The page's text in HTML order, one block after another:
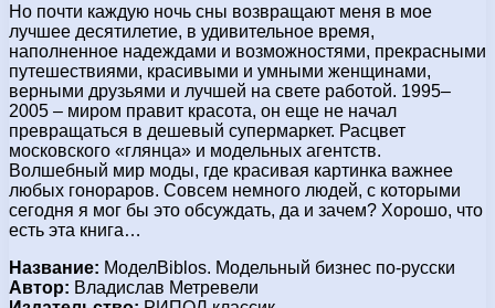
Но почти каждую ночь сны возвращают меня в мое
лучшее десятилетие, в удивительное время,
наполненное надеждами и возможностями, прекрасными
путешествиями, красивыми и умными женщинами,
верными друзьями и лучшей на свете работой. 1995–
2005 – миром правит красота, он еще не начал
превращаться в дешевый супермаркет. Расцвет
московского «глянца» и модельных агентств.
Волшебный мир моды, где красивая картинка важнее
любых гонораров. Совсем немного людей, с которыми
сегодня я мог бы это обсуждать, да и зачем? Хорошо, что
есть эта книга…
Название: МоделBiblos. Модельный бизнес по-русски
Автор: Владислав Метревели